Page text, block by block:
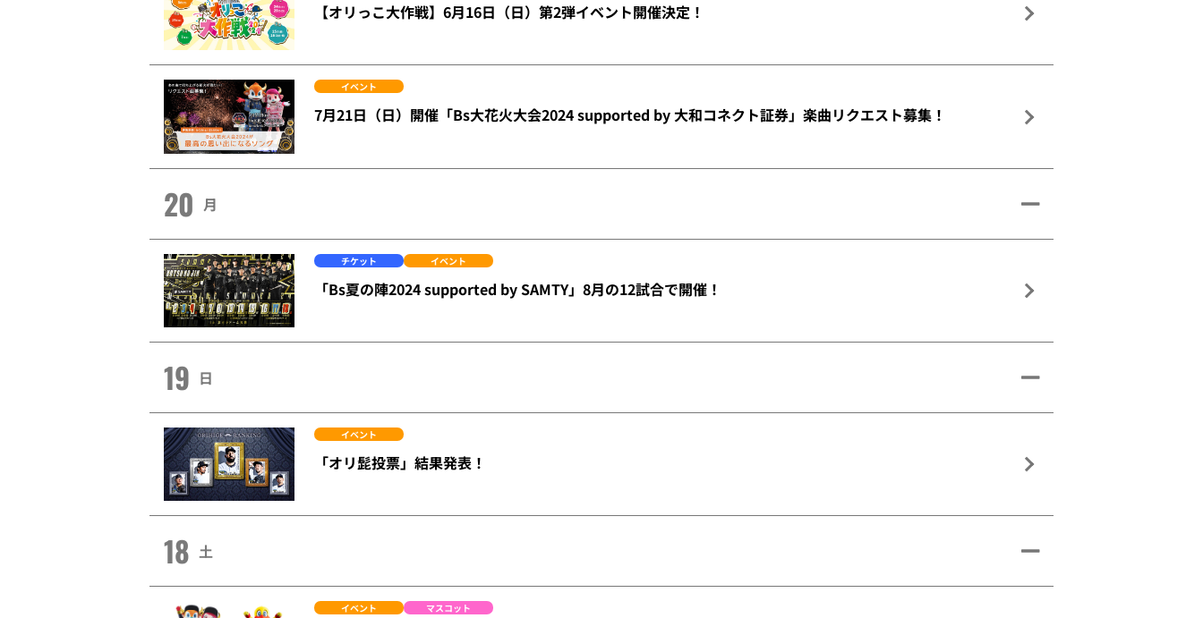
【オリっこ大作戦】6月16日（日）第2弾イベント開催決定！
イベント
7月21日（日）開催「Bs大花火大会2024 supported by 大和コネクト証券」楽曲リクエスト募集！
20 月
チケット イベント
「Bs夏の陣2024 supported by SAMTY」8月の12試合で開催！
19 日
イベント
「オリ髭投票」結果発表！
18 土
イベント マスコット